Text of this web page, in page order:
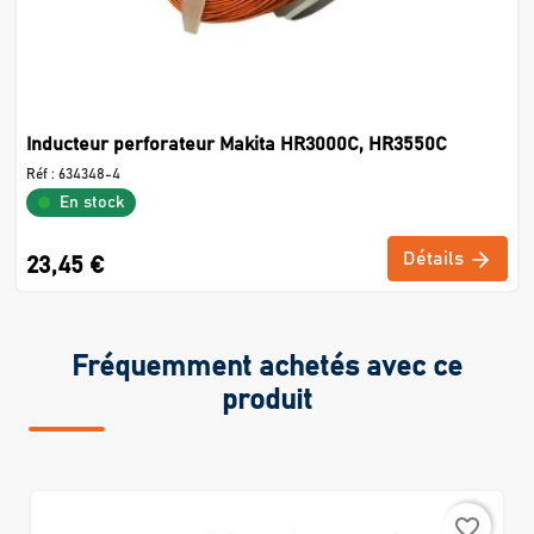
Inducteur perforateur Makita HR3000C, HR3550C
Réf : 634348-4
En stock
23,45 € Détails
Fréquemment achetés avec ce
produit